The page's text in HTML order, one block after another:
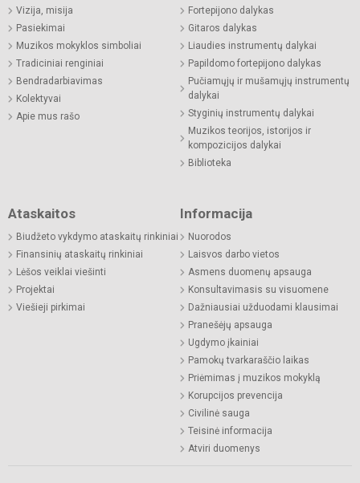
Vizija, misija
Pasiekimai
Muzikos mokyklos simboliai
Tradiciniai renginiai
Bendradarbiavimas
Kolektyvai
Apie mus rašo
Fortepijono dalykas
Gitaros dalykas
Liaudies instrumentų dalykai
Papildomo fortepijono dalykas
Pučiamųjų ir mušamųjų instrumentų
dalykai
Styginių instrumentų dalykai
Muzikos teorijos, istorijos ir
kompozicijos dalykai
Biblioteka
Ataskaitos
Biudžeto vykdymo ataskaitų rinkiniai
Finansinių ataskaitų rinkiniai
Lėšos veiklai viešinti
Projektai
Viešieji pirkimai
Informacija
Nuorodos
Laisvos darbo vietos
Asmens duomenų apsauga
Konsultavimasis su visuomene
Dažniausiai užduodami klausimai
Pranešėjų apsauga
Ugdymo įkainiai
Pamokų tvarkaraščio laikas
Priėmimas į muzikos mokyklą
Korupcijos prevencija
Civilinė sauga
Teisinė informacija
Atviri duomenys